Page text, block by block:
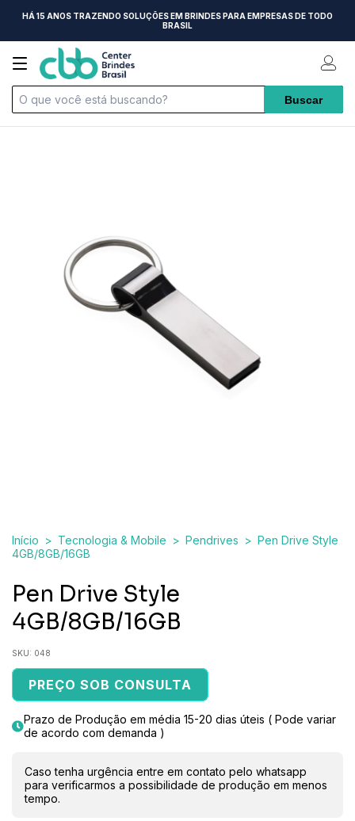
HÁ 15 ANOS TRAZENDO SOLUÇÕES EM BRINDES PARA EMPRESAS DE TODO
BRASIL
Início > Tecnologia & Mobile > Pendrives > Pen Drive Style
4GB/8GB/16GB
Pen Drive Style
4GB/8GB/16GB
SKU: 048
PREÇO SOB CONSULTA
Prazo de Produção em média 15-20 dias úteis ( Pode variar
de acordo com demanda )
Caso tenha urgência entre em contato pelo whatsapp
para verificarmos a possibilidade de produção em menos
tempo.